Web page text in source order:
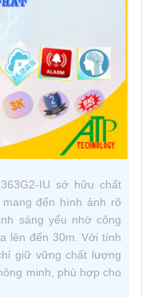
IU sở hữu chất
đến hình ảnh rõ
sáng yếu nhờ công
lên đến 30m. Với tính
giữ vững chất lượng
minh, phù hợp cho